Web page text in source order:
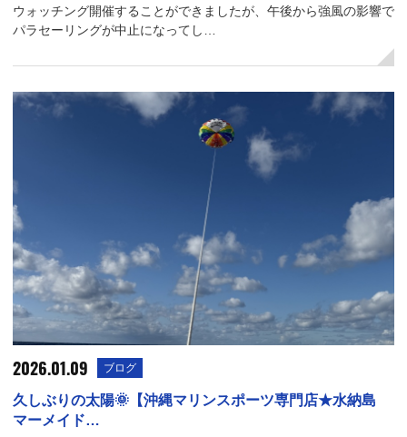
ウォッチング開催することができましたが、午後から強風の影響で
パラセーリングが中止になってし…
2026.01.09 ブログ
久しぶりの太陽🌞【沖縄マリンスポーツ専門店★水納島
マーメイド…